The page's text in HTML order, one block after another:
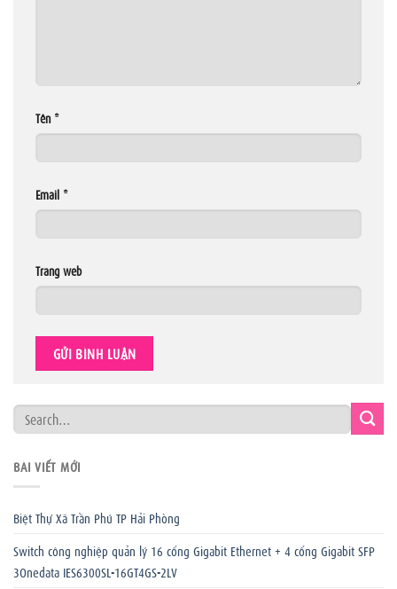
Tên *
Email *
Trang web
BÀI VIẾT MỚI
Biệt Thự Xã Trần Phú TP Hải Phòng
Switch công nghiệp quản lý 16 cổng Gigabit Ethernet + 4 cổng Gigabit SFP
3Onedata IES6300SL-16GT4GS-2LV